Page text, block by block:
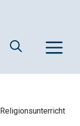
Religionsunterricht